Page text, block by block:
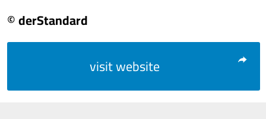
© derStandard
visit website